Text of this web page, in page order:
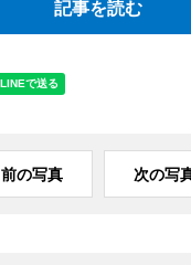
記事を読む
前の写真 次の写